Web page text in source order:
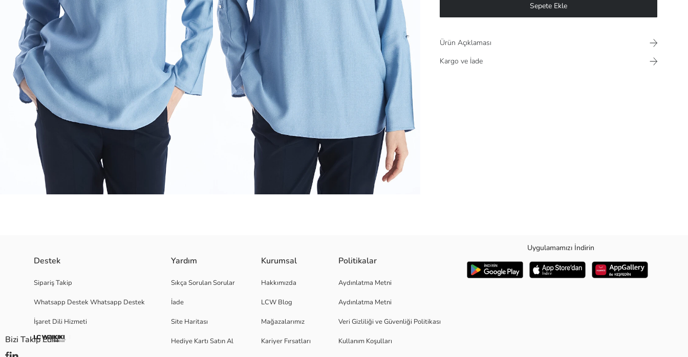
Sepete Ekle
Ürün Açıklaması
Kargo ve İade
Bisiklet yaka düz uzun kollu bluz, viskoz karışımlı elyaftan üretilmiştir ve yumuşak bir dokuya sahiptir.Hafif ve ince yapısı, düğme kapamalı yakası ile rahat bir kullanılır.İsteğe bağlı olarak kullanabileceğiniz katlanabilir
apoletli kol detayı bulunur.
Marka:
Cinsiyet:
Destek
Sipariş Takip
Whatsapp Destek Whatsapp Destek
İşaret Dili Hizmeti
Yardım
Sıkça Sorulan Sorular
İade
Site Haritası
Hediye Kartı Satın Al
Kurumsal
Hakkımızda
LCW Blog
Mağazalarımız
Kariyer Fırsatları
Politikalar
Aydınlatma Metni
Aydınlatma Metni
Veri Gizliliği ve Güvenliği Politikası
Kullanım Koşulları
Uygulamamızı İndirin
Bizi Takip Edin